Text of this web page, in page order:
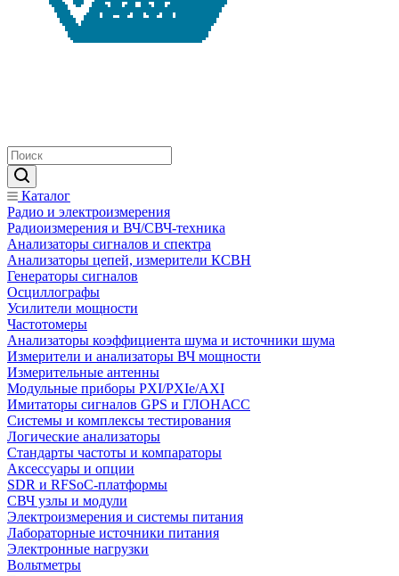
Каталог
Радио и электроизмерения
Радиоизмерения и ВЧ/СВЧ-техника
Анализаторы сигналов и спектра
Анализаторы цепей, измерители КСВН
Генераторы сигналов
Осциллографы
Усилители мощности
Частотомеры
Анализаторы коэффициента шума и источники шума
Измерители и анализаторы ВЧ мощности
Измерительные антенны
Модульные приборы PXI/PXIe/AXI
Имитаторы сигналов GPS и ГЛОНАСС
Системы и комплексы тестирования
Логические анализаторы
Стандарты частоты и компараторы
Аксессуары и опции
SDR и RFSoC‑платформы
СВЧ узлы и модули
Электроизмерения и системы питания
Лабораторные источники питания
Электронные нагрузки
Вольтметры